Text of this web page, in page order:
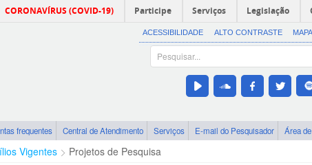
CORONAVÍRUS (COVID-19) Participe Serviços Legislação
ACESSIBILIDADE ALTO CONTRASTE
frequentes Central de Atendimento Serviços E-mail do Pesquisador Área
Vigentes Projetos de Pesquisa